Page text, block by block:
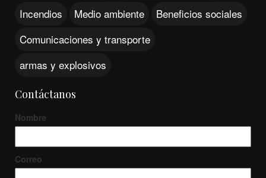
Incendios
Medio ambiente
Beneficios sociales
Comunicaciones y transporte
armas y explosivos
Contáctanos
Nombre
Correo